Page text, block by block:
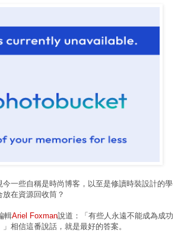
一些自稱是時尚博客，以至是修讀時裝設計的學
在資源回收筒？
輯Ariel Foxman說道：「有些人永遠不能成為成功
相信這番說話，就是最好的答案。